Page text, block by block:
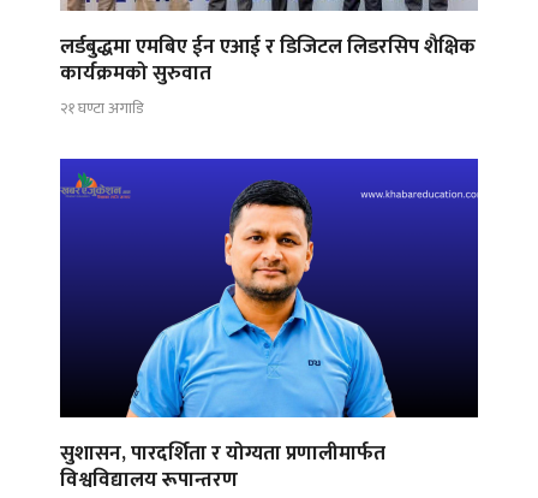
लर्डबुद्धमा एमबिए ईन एआई र डिजिटल लिडरसिप शैक्षिक
कार्यक्रमको सुरुवात
२१ घण्टा अगाडि
सुशासन, पारदर्शिता र योग्यता प्रणालीमार्फत
विश्वविद्यालय रूपान्तरण